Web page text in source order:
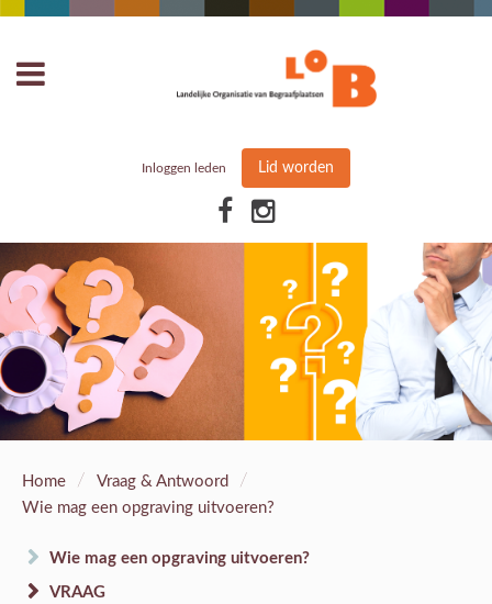
Inloggen leden Lid worden
Home / Vraag & Antwoord /
Wie mag een opgraving uitvoeren?
Wie mag een opgraving uitvoeren?
VRAAG